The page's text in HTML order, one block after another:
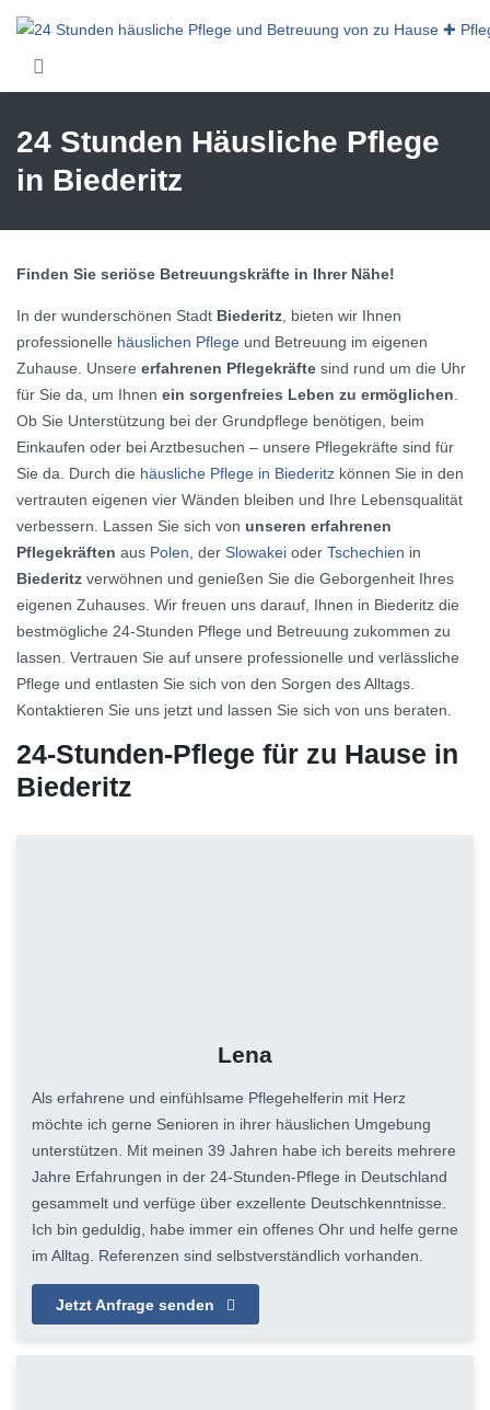
24 Stunden Häusliche Pflege
in Biederitz
Finden Sie seriöse Betreuungskräfte in Ihrer Nähe!
In der wunderschönen Stadt Biederitz, bieten wir Ihnen
professionelle häuslichen Pflege und Betreuung im eigenen
Zuhause. Unsere erfahrenen Pflegekräfte sind rund um die Uhr
für Sie da, um Ihnen ein sorgenfreies Leben zu ermöglichen.
Ob Sie Unterstützung bei der Grundpflege benötigen, beim
Einkaufen oder bei Arztbesuchen – unsere Pflegekräfte sind für
Sie da. Durch die häusliche Pflege in Biederitz können Sie in den
vertrauten eigenen vier Wänden bleiben und Ihre Lebensqualität
verbessern. Lassen Sie sich von unseren erfahrenen
Pflegekräften aus Polen, der Slowakei oder Tschechien in
Biederitz verwöhnen und genießen Sie die Geborgenheit Ihres
eigenen Zuhauses. Wir freuen uns darauf, Ihnen in Biederitz die
bestmögliche 24-Stunden Pflege und Betreuung zukommen zu
lassen. Vertrauen Sie auf unsere professionelle und verlässliche
Pflege und entlasten Sie sich von den Sorgen des Alltags.
Kontaktieren Sie uns jetzt und lassen Sie sich von uns beraten.
24-Stunden-Pflege für zu Hause in
Biederitz
Lena
Als erfahrene und einfühlsame Pflegehelferin mit Herz
möchte ich gerne Senioren in ihrer häuslichen Umgebung
unterstützen. Mit meinen 39 Jahren habe ich bereits mehrere
Jahre Erfahrungen in der 24-Stunden-Pflege in Deutschland
gesammelt und verfüge über exzellente Deutschkenntnisse.
Ich bin geduldig, habe immer ein offenes Ohr und helfe gerne
im Alltag. Referenzen sind selbstverständlich vorhanden.
Jetzt Anfrage senden